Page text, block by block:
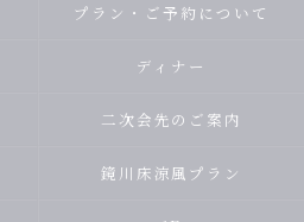
プラン・ご予約について
ディナー
二次会先のご案内
鏡川床涼風プラン